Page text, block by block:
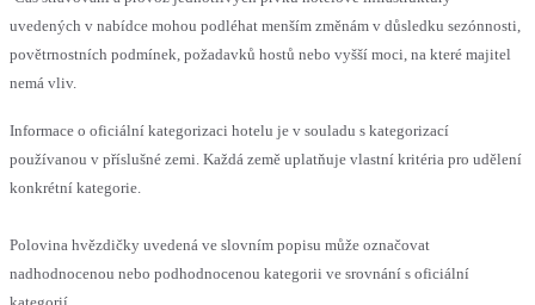
uvedených v nabídce mohou podléhat menším změnám v důsledku sezónnosti,
povětrnostních podmínek, požadavků hostů nebo vyšší moci, na které majitel
nemá vliv.
Informace o oficiální kategorizaci hotelu je v souladu s kategorizací
používanou v příslušné zemi. Každá země uplatňuje vlastní kritéria pro udělení
konkrétní kategorie.
Polovina hvězdičky uvedená ve slovním popisu může označovat
nadhodnocenou nebo podhodnocenou kategorii ve srovnání s oficiální